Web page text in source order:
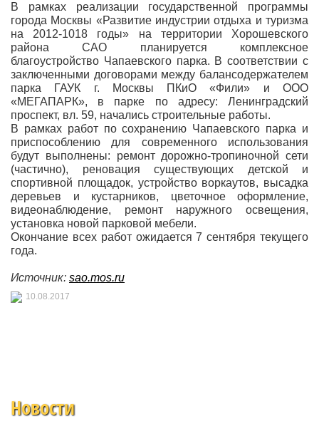
В рамках реализации государственной программы
города Москвы «Развитие индустрии отдыха и туризма
на 2012-1018 годы» на территории Хорошевского
района САО планируется комплексное
благоустройство Чапаевского парка. В соответствии с
заключенными договорами между балансодержателем
парка ГАУК г. Москвы ПКиО «Фили» и ООО
«МЕГАПАРК», в парке по адресу: Ленинградский
проспект, вл. 59, начались строительные работы.
В рамках работ по сохранению Чапаевского парка и
приспособлению для современного использования
будут выполнены: ремонт дорожно-тропиночной сети
(частично), реновация существующих детской и
спортивной площадок, устройство воркаутов, высадка
деревьев и кустарников, цветочное оформление,
видеонаблюдение, ремонт наружного освещения,
установка новой парковой мебели.
Окончание всех работ ожидается 7 сентября текущего
года.
Источник: sao.mos.ru
10.08.2017
Новости